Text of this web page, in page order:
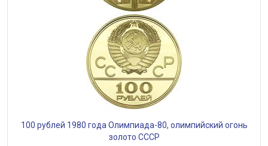
100 рублей 1980 года Олимпиада-80, олимпийский огонь
золото СССР